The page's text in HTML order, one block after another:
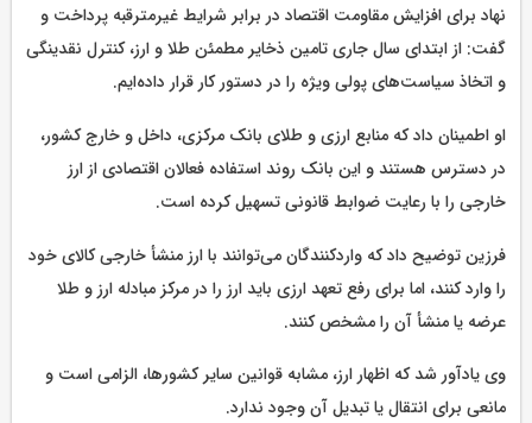
نهاد برای افزایش مقاومت اقتصاد در برابر شرایط غیرمترقبه پرداخت و
گفت: از ابتدای سال جاری تامین ذخایر مطمئن طلا و ارز، کنترل نقدینگی
و اتخاذ سیاست‌های پولی ویژه را در دستور کار قرار داده‌ایم.
او اطمینان داد که منابع ارزی و طلای بانک مرکزی، داخل و خارج کشور،
در دسترس هستند و این بانک روند استفاده فعالان اقتصادی از ارز
خارجی را با رعایت ضوابط قانونی تسهیل کرده است.
فرزین توضیح داد که واردکنندگان می‌توانند با ارز منشأ خارجی کالای خود
را وارد کنند، اما برای رفع تعهد ارزی باید ارز را در مرکز مبادله ارز و طلا
عرضه یا منشأ آن را مشخص کنند.
وی یادآور شد که اظهار ارز، مشابه قوانین سایر کشورها، الزامی است و
مانعی برای انتقال یا تبدیل آن وجود ندارد.